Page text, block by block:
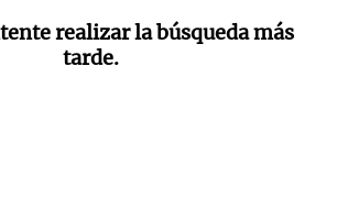
realizar la búsqueda más
tarde.